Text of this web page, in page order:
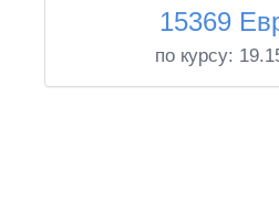
15369
по курсу: